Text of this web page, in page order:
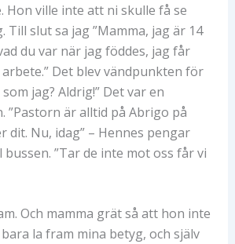
Hon ville inte att ni skulle få se
Till slut sa jag ”Mamma, jag är 14
du var när jag föddes, jag får
Det blev vändpunkten för
jag? Aldrig!” Det var en
”Pastorn är alltid på Abrigo på
dit. Nu, idag” – Hennes pengar
”Tar de inte mot oss får vi
Och mamma grät så att hon inte
la fram mina betyg, och själv